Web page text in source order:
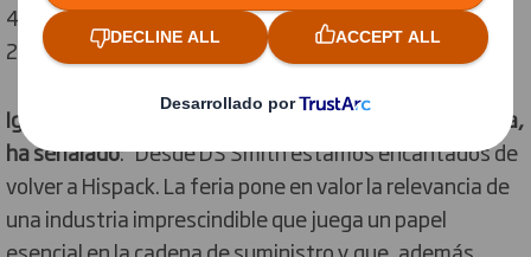
46% de cara a 2030 y las cero emisiones netas para
2050.
Ignacio Montfort, managing director de DS Smith Iberia,
ha señalado: “Desde DS Smith estamos encantados de
volver a Hispack. La feria pone en valor la relevancia de
una industria imprescindible que juega un papel